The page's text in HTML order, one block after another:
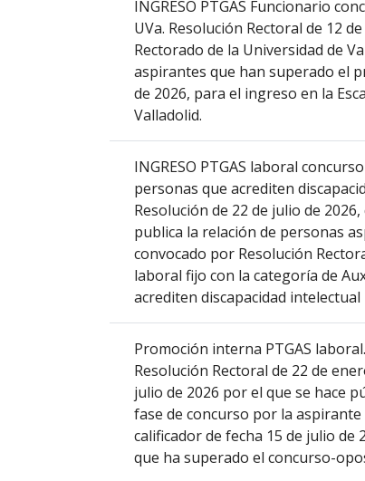
última
columna
enlace
que
abre
un
PDF
detalle
anuncio
completo.
INGRESO PTGAS Funcionario
UVa. Resolución Rectoral de 12
Rectorado de la Universidad de
aspirantes que han superado el
de 2026, para el ingreso en la
Valladolid.
INGRESO PTGAS laboral
personas que acrediten
Resolución de 22 de julio de
publica la relación de personas
convocado por Resolución
laboral fijo con la categoría de
acrediten discapacidad intelectual
Promoción interna PTGAS
Resolución Rectoral de 22 de
julio de 2026 por el que se hace
fase de concurso por la
calificador de fecha 15 de julio de
que ha superado el concurso-